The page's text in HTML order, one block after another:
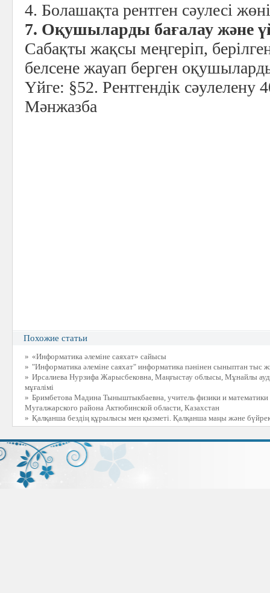
4. Болашақта рентген сәулесі
7. Оқушыларды бағалау және
Сабақты жақсы меңгеріп,
белсене жауап берген
Үйге: §52. Рентгендік
Мәнжазба
Похожие статьи
» «Информатика әлеміне cаяхат» сайысы
» "Информатика әлеміне саяхат" информатика пәнінен сыныптан тыс
» Ирсалиева Нурзифа Жарысбековна, Маңғыстау облысы, Мұнайлы
мұғалімі
» Бримбетова Мадина Тыныштыкбаевна, учитель физики и
Мугалжарского района Актюбинской области, Казахстан
» Қалқанша бездің құрылысы мен қызметі. Қалқанша маңы және